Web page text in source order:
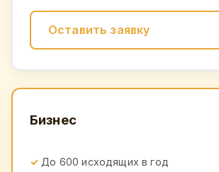
Оставить заявку
Бизнес
До 600 исходящих в год